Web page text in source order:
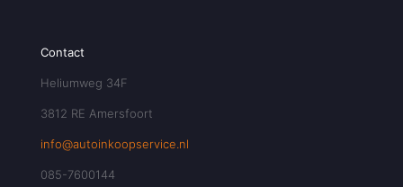
Contact
Heliumweg 34F
3812 RE Amersfoort
info@autoinkoopservice.nl
085-7600144